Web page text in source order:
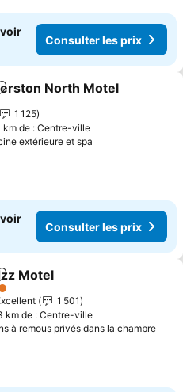
Consulter les prix
à mes favoris
North Motel
1 125
km de : Centre-ville
extérieure et spa
Consulter les prix
à mes favoris
Motel
1 501
km de : Centre-ville
à remous privés dans la chambre